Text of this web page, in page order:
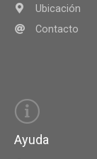
Ubicación
Contacto
Ayuda